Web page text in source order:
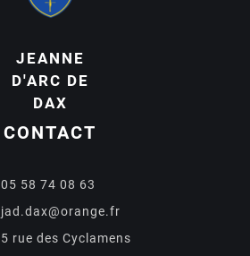
JEANNE
D'ARC DE
DAX
CONTACT
05 58 74 08 63
jad.dax@orange.fr
5 rue des Cyclamens